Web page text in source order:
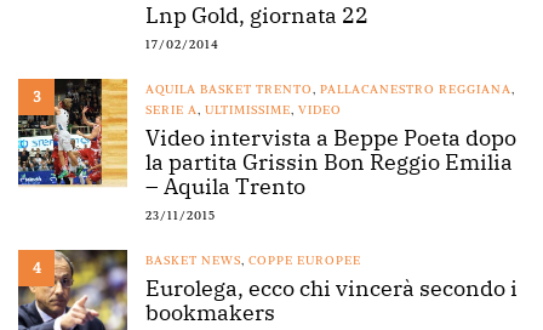
Lnp Gold, giornata 22
17/02/2014
3 AQUILA BASKET TRENTO, PALLACANESTRO REGGIANA,
SERIE A, ULTIMISSIME, VIDEO
Video intervista a Beppe Poeta dopo
la partita Grissin Bon Reggio Emilia
– Aquila Trento
23/11/2015
4 BASKET NEWS, COPPE EUROPEE
Eurolega, ecco chi vincerà secondo i
bookmakers